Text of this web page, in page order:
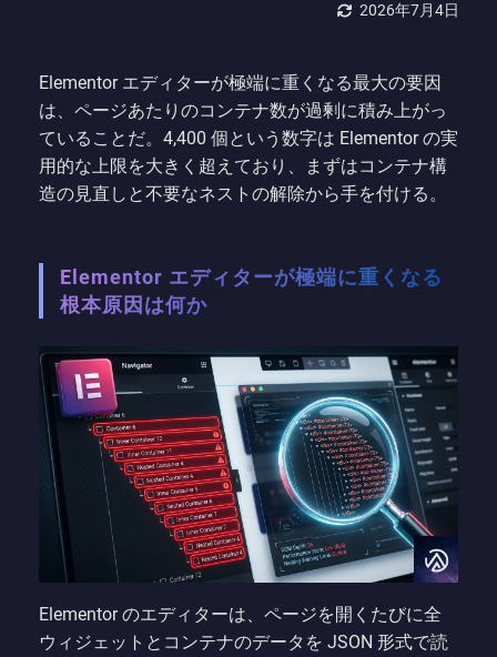
2026年7月4日
Elementor エディターが極端に重くなる最大の要因
は、ページあたりのコンテナ数が過剰に積み上がっ
ていることだ。4,400 個という数字は Elementor の実
用的な上限を大きく超えており、まずはコンテナ構
造の見直しと不要なネストの解除から手を付ける。
Elementor エディターが極端に重くなる
根本原因は何か
Elementor のエディターは、ページを開くたびに全
ウィジェットとコンテナのデータを JSON 形式で読